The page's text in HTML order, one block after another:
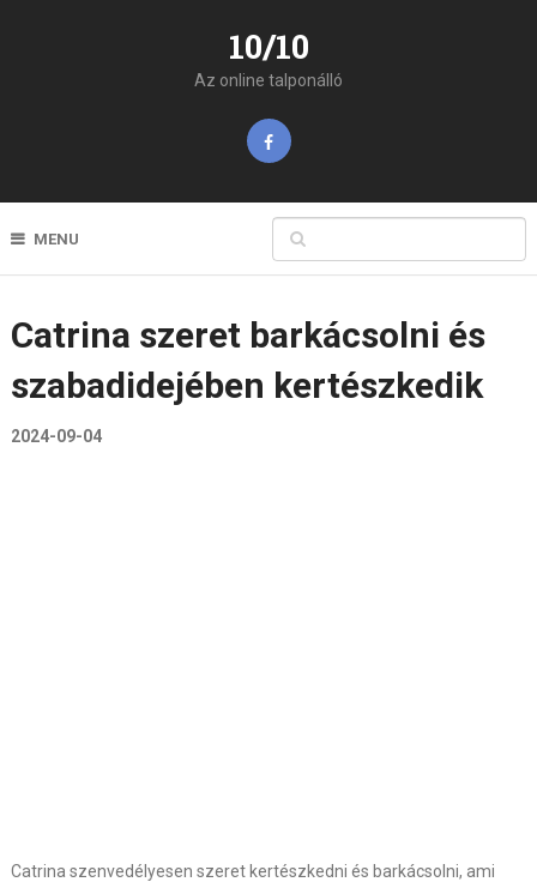
10/10
Az online talponálló
MENU
Catrina szeret barkácsolni és
szabadidejében kertészkedik
2024-09-04
Catrina szenvedélyesen szeret kertészkedni és barkácsolni, ami